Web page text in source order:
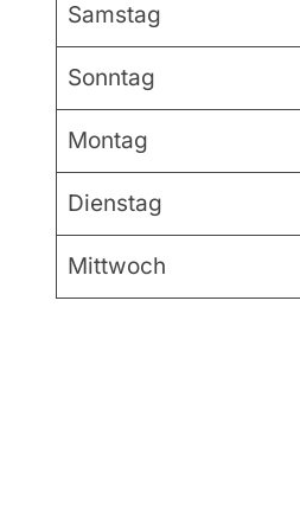
Samstag
Sonntag
Montag
Dienstag
Mittwoch